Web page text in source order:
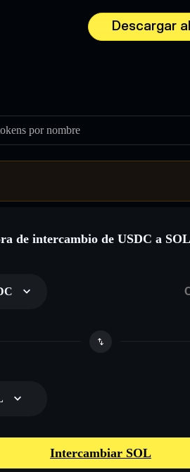
Descargar
por nombre
de intercambio de USDC a SOL
Intercambiar SOL